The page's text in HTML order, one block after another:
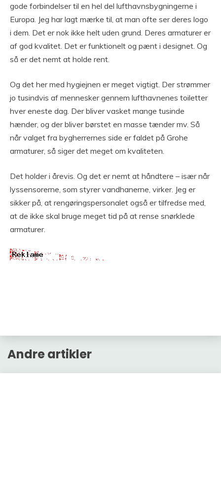
gode forbindelser til en hel del lufthavnsbygningerne i
Europa. Jeg har lagt mærke til, at man ofte ser deres logo
i dem. Det er nok ikke helt uden grund. Deres armaturer er
af god kvalitet. Det er funktionelt og pænt i designet. Og
så er det nemt at holde rent.
Og det her med hygiejnen er meget vigtigt. Der strømmer
jo tusindvis af mennesker gennem lufthavnenes toiletter
hver eneste dag. Der bliver vasket mange tusinde
hænder, og der bliver børstet en masse tænder mv. Så
når valget fra bygherrernes side er faldet på Grohe
armaturer, så siger det meget om kvaliteten.
Det holder i årevis. Og det er nemt at håndtere – især når
lyssensorerne, som styrer vandhanerne, virker. Jeg er
sikker på, at rengøringspersonalet også er tilfredse med,
at de ikke skal bruge meget tid på at rense snørklede
armaturer.
Andre artikler